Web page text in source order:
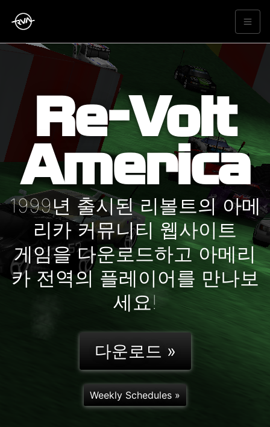
Re-Volt
America
1999년 출시된 리볼트의 아메
리카 커뮤니티 웹사이트
게임을 다운로드하고 아메리
카 전역의 플레이어를 만나보
세요!
다운로드 »
Weekly Schedules »